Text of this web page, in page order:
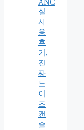
ANC
실
사
용
후
기,
진
짜
노
이
즈
캔
슬